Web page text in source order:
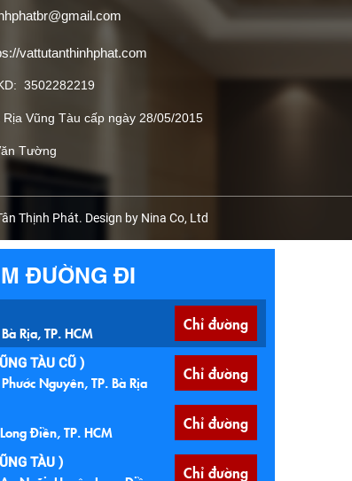
vattutanthinhphat.com
3502282219
Vũng Tàu cấp ngày 28/05/2015
Tường
Thịnh Phát. Design by Nina Co, Ltd
ĐƯỜNG ĐI
Rịa, TP. HCM Chỉ đường
TÀU CŨ )
Nguyên, TP. Bà Rịa Chỉ đường
Điền, TP. HCM Chỉ đường
TÀU ) Chỉ đường